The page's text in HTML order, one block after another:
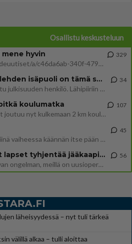
Osallistu keskusteluun
hyvin
https://www.iltalehti.fi/viihdeuutiset/a/c46da6ab-340f-4790-aaa7-0865eed2336 Yrityksen konkurssihakemus on tullut kärä
329
Tiesitkö? Martina Aitolehden isäpuoli on tämä suosittu laulaja
Martina Aitolehti on seurattu julkisuuden henkilö. Lähipiiriin mahtuu muitakin tunnettuja henkilöitä. Tiesitkö, että Ma
34
koulumatka
Hesarissa päivitellään lapset joutuu nyt kulkemaan 2 km kouluun jösses. Ruostefillarilla tuo matka menee vaikka miten äk
107
Mutta mies vain tuijottaa, siinä vaiheessa käännän itse pään pois. Mikä juttu? Yleensä jos joku tuijottaa tai katsoo, hä
45
Uusioperheen aikuiset lapset tyhjentää jääkaapin käydessään
Miten selvittäisitte seuraavan ongelman, meillä on uusioperhe, minulla teini-ikäiset lapset ja puolisolla aikuiset, jotk
56
läheisyydessä – nyt tuli tärkeä
välillä alkaa – tulli aloittaa